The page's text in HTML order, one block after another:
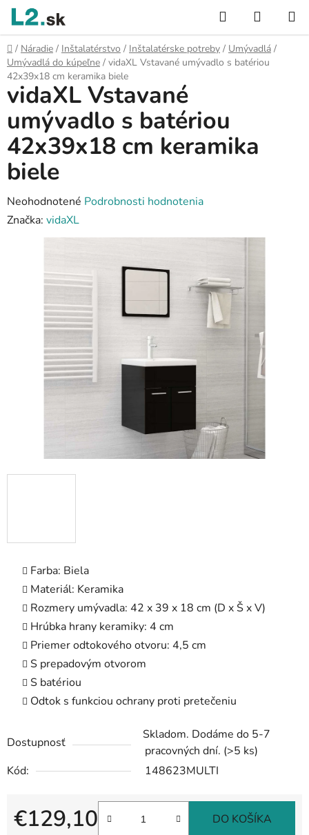
Prejsť
obsah
Hľadať
KOŠÍK
Domov
/ Náradie / Inštalatérstvo / Inštalatérske potreby / Umývadlá /
Umývadlá do kúpeľne / vidaXL Vstavané umývadlo s batériou
42x39x18 cm keramika biele
Farba: Biela
Materiál: Keramika
Rozmery umývadla: 42 x 39 x 18 cm (D x Š x V)
Hrúbka hrany keramiky: 4 cm
Priemer odtokového otvoru: 4,5 cm
S prepadovým otvorom
S batériou
Odtok s funkciou ochrany proti pretečeniu
Dostupnosť
Skladom. Dodáme do 5-7
pracovných dní. (>5 ks)
Kód:
148623MULTI
€129,10 DO KOŠÍKA
vidaXL Vstavané
umývadlo s batériou
42x39x18 cm keramika
biele
Priemerné
hodnotenie
produktu
hviezdičiek.
Neohodnotené Podrobnosti hodnotenia
Značka: vidaXL